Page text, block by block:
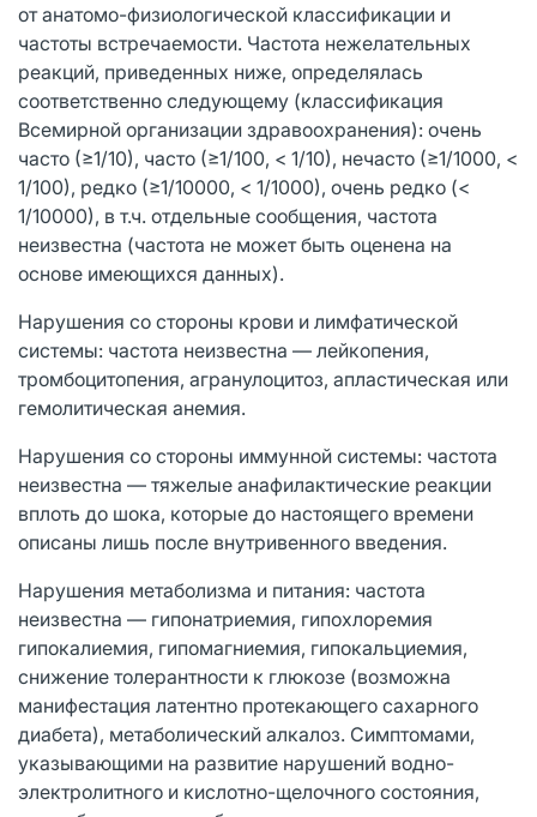
от анатомо-физиологической классификации и
частоты встречаемости. Частота нежелательных
реакций, приведенных ниже, определялась
соответственно следующему (классификация
Всемирной организации здравоохранения): очень
часто (≥1/10), часто (≥1/100, < 1/10), нечасто (≥1/1000, <
1/100), редко (≥1/10000, < 1/1000), очень редко (<
1/10000), в т.ч. отдельные сообщения, частота
неизвестна (частота не может быть оценена на
основе имеющихся данных).
Нарушения со стороны крови и лимфатической
системы: частота неизвестна ― лейкопения,
тромбоцитопения, агранулоцитоз, апластическая или
гемолитическая анемия.
Нарушения со стороны иммунной системы: частота
неизвестна ― тяжелые анафилактические реакции
вплоть до шока, которые до настоящего времени
описаны лишь после внутривенного введения.
Нарушения метаболизма и питания: частота
неизвестна ― гипонатриемия, гипохлоремия
гипокалиемия, гипомагниемия, гипокальциемия,
снижение толерантности к глюкозе (возможна
манифестация латентно протекающего сахарного
диабета), метаболический алкалоз. Симптомами,
указывающими на развитие нарушений водно-
электролитного и кислотно-щелочного состояния,